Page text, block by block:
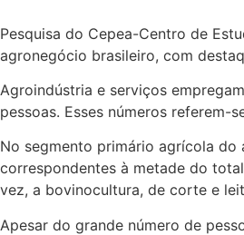
Pesquisa do Cepea-Centro de
agronegócio brasileiro, com
Agroindústria e serviços
pessoas. Esses números
No segmento primário agrícola do
correspondentes à metade do
vez, a bovinocultura, de corte e
Apesar do grande número de